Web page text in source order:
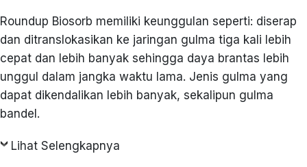
Roundup Biosorb memiliki keunggulan seperti: diserap
dan ditranslokasikan ke jaringan gulma tiga kali lebih
cepat dan lebih banyak sehingga daya brantas lebih
unggul dalam jangka waktu lama. Jenis gulma yang
dapat dikendalikan lebih banyak, sekalipun gulma
bandel.
Lihat Selengkapnya